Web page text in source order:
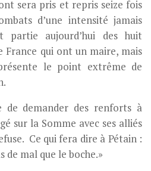
sera pris et repris seize fois
d’une intensité jamais
partie aujourd’hui des huit
France qui ont un maire, mais
le point extrême de
de demander des renforts à
sur la Somme avec ses alliés
Ce qui fera dire à Pétain :
de mal que le boche.»